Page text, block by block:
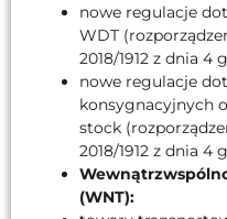
nowe regulacje
WDT
2018/1912 z dnia 4
nowe regulacje
konsygnacyjnych
stock
2018/1912 z dnia 4
(WNT):